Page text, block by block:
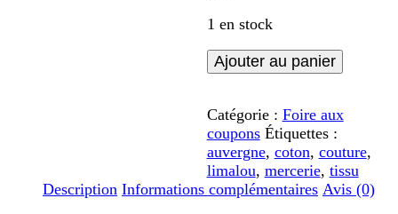
1 en stock
quantité
de
coton
-
Feuillage
vert
Ajouter au panier
Catégorie : Foire aux
coupons Étiquettes :
auvergne, coton, couture,
limalou, mercerie, tissu
Description Informations complémentaires Avis (0)